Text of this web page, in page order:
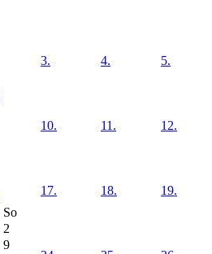
So
2
9
3. 4. 5.
10. 11. 12.
17. 18. 19.